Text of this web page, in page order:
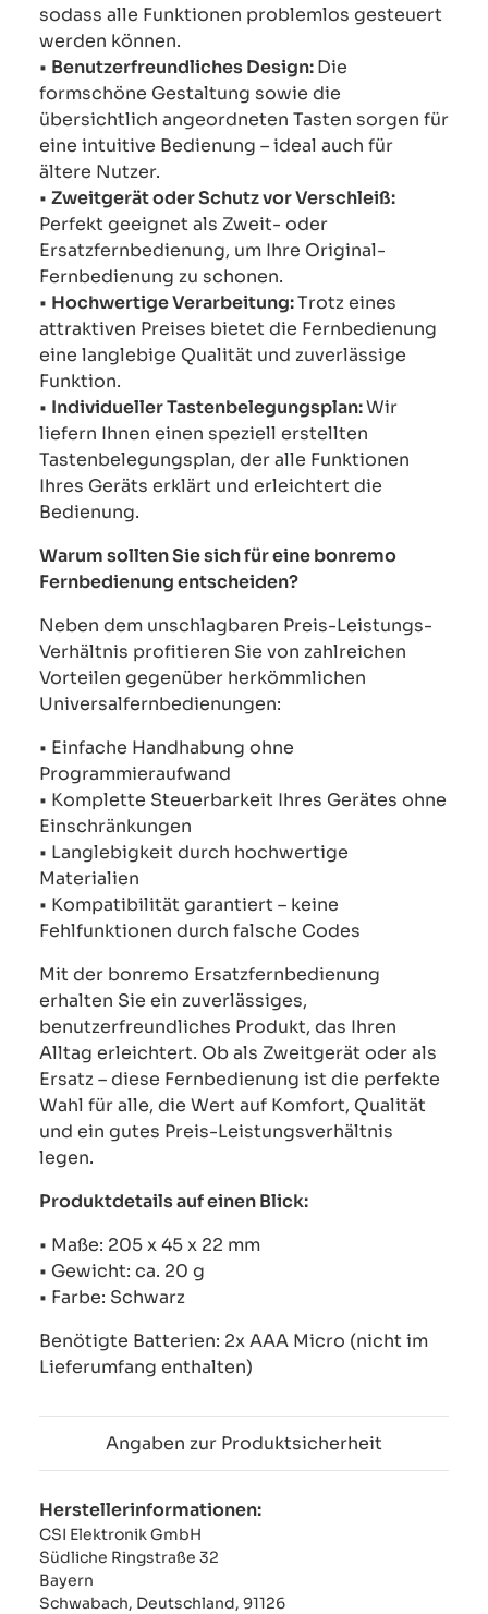
sodass alle Funktionen problemlos gesteuert
werden können.
• Benutzerfreundliches Design:Die
formschöne Gestaltung sowie die
übersichtlich angeordneten Tasten sorgen für
eine intuitive Bedienung – ideal auch für
ältere Nutzer.
• Zweitgerät oder Schutz vor Verschleiß:
Perfekt geeignet als Zweit- oder
Ersatzfernbedienung, um Ihre Original-
Fernbedienung zu schonen.
• Hochwertige Verarbeitung:Trotz eines
attraktiven Preises bietet die Fernbedienung
eine langlebige Qualität und zuverlässige
Funktion.
• Individueller Tastenbelegungsplan:Wir
liefern Ihnen einen speziell erstellten
Tastenbelegungsplan, der alle Funktionen
Ihres Geräts erklärt und erleichtert die
Bedienung.
Warum sollten Sie sich für eine bonremo
Fernbedienung entscheiden?
Neben dem unschlagbaren Preis-Leistungs-
Verhältnis profitieren Sie von zahlreichen
Vorteilen gegenüber herkömmlichen
Universalfernbedienungen:
• Einfache Handhabung ohne
Programmieraufwand
• Komplette Steuerbarkeit Ihres Gerätes ohne
Einschränkungen
• Langlebigkeit durch hochwertige
Materialien
• Kompatibilität garantiert – keine
Fehlfunktionen durch falsche Codes
Mit der bonremo Ersatzfernbedienung
erhalten Sie ein zuverlässiges,
benutzerfreundliches Produkt, das Ihren
Alltag erleichtert. Ob als Zweitgerät oder als
Ersatz – diese Fernbedienung ist die perfekte
Wahl für alle, die Wert auf Komfort, Qualität
und ein gutes Preis-Leistungsverhältnis
legen.
Produktdetails auf einen Blick:
• Maße: 205 x 45 x 22 mm
• Gewicht: ca. 20 g
• Farbe: Schwarz
Benötigte Batterien: 2x AAA Micro (nicht im
Lieferumfang enthalten)
Angaben zur Produktsicherheit
Herstellerinformationen:
CSI Elektronik GmbH
Südliche Ringstraße 32
Bayern
Schwabach, Deutschland, 91126